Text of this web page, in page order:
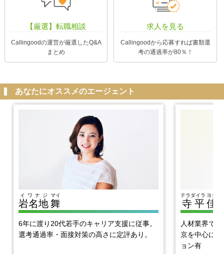
【厳選】転職相談
Callingoodの運営が厳選したQ&A
まとめ
求人を見る
Callingoodから応募すれば書類選
考の通過率が80％！
あなたにオススメのエージェント
岩名地
イワナジ
舞
マイ
6年に渡り20代若手のキャリア支援に従事。
選考通過率・面接対策の高さに定評あり。
寺平
テラダイラ
佳
ヨシヒ
人材業界で
京を中心に
ョン有